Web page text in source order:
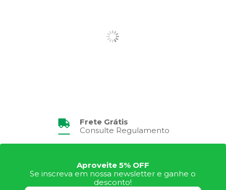
Frete Grátis
Consulte Regulamento
Aproveite 5% OFF
Se inscreva em nossa newsletter e ganhe o
desconto!